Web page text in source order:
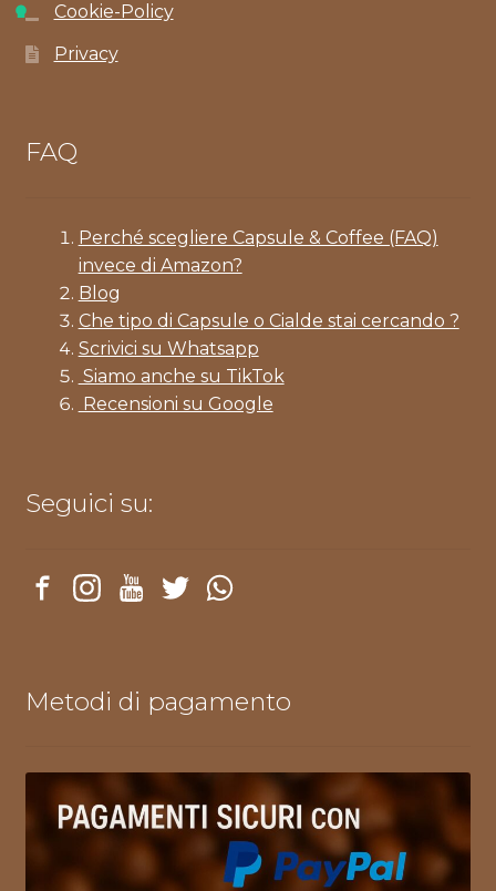
Cookie-Policy
Privacy
FAQ
Perché scegliere Capsule & Coffee (FAQ)
invece di Amazon?
Blog
Che tipo di Capsule o Cialde stai cercando ?
Scrivici su Whatsapp
Siamo anche su TikTok
Recensioni su Google
Seguici su:
Metodi di pagamento